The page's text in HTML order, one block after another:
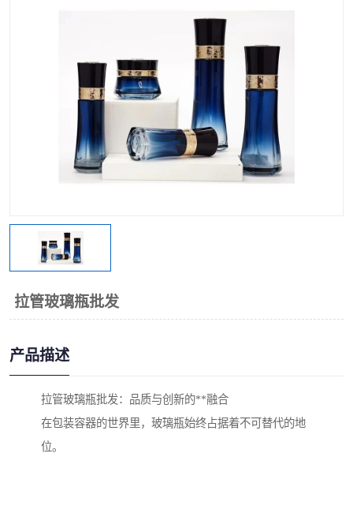
拉管玻璃瓶批发
产品描述
拉管玻璃瓶批发：品质与创新的**融合
在包装容器的世界里，玻璃瓶始终占据着不可替代的地
位。